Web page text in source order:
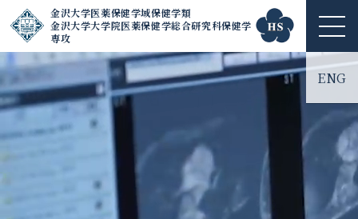
金沢大学医薬保健学域保健学類
金沢大学大学院医薬保健学総合研究科保健学
専攻
ME
NU
ENG